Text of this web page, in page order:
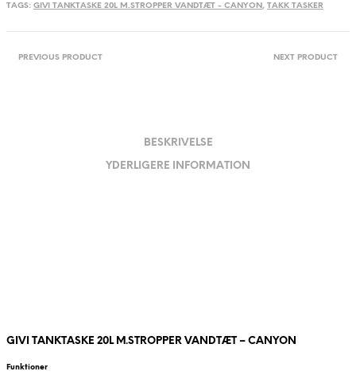
TAGS: GIVI TANKTASKE 20L M.STROPPER VANDTÆT - CANYON , TAKK TASKER
PREVIOUS PRODUCT NEXT PRODUCT
BESKRIVELSE
YDERLIGERE INFORMATION
GIVI TANKTASKE 20L M.STROPPER VANDTÆT – CANYON
Funktioner